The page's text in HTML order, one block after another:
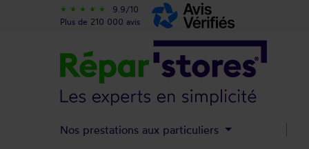
star_rate star_rate star_rate star_rate star_rate
9.9/10
Plus de 210 000 avis
Nos prestations aux particuliers